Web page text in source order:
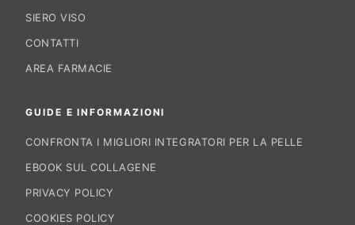
SIERO VISO
CONTATTI
AREA FARMACIE
GUIDE E INFORMAZIONI
CONFRONTA I MIGLIORI INTEGRATORI PER LA PELLE
EBOOK SUL COLLAGENE
PRIVACY POLICY
COOKIES POLICY